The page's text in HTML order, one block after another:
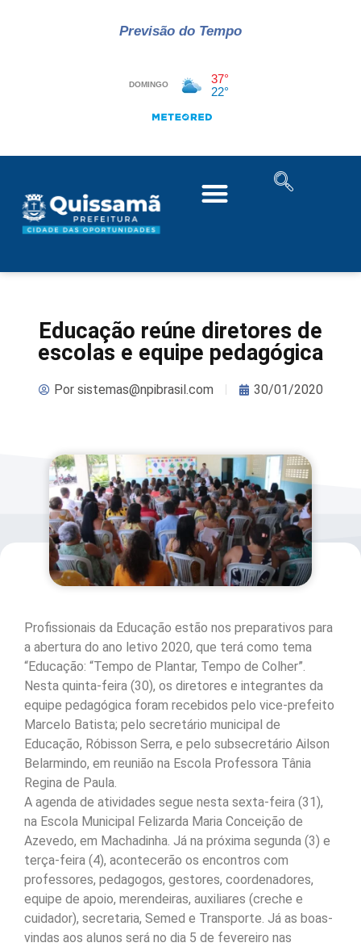
Previsão do Tempo
Educação reúne diretores de
escolas e equipe pedagógica
Porsistemas@npibrasil.com 30/01/2020
Profissionais da Educação estão nos preparativos para
a abertura do ano letivo 2020, que terá como tema
“Educação: “Tempo de Plantar, Tempo de Colher”.
Nesta quinta-feira (30), os diretores e integrantes da
equipe pedagógica foram recebidos pelo vice-prefeito
Marcelo Batista; pelo secretário municipal de
Educação, Róbisson Serra, e pelo subsecretário Ailson
Belarmindo, em reunião na Escola Professora Tânia
Regina de Paula.
A agenda de atividades segue nesta sexta-feira (31),
na Escola Municipal Felizarda Maria Conceição de
Azevedo, em Machadinha. Já na próxima segunda (3) e
terça-feira (4), acontecerão os encontros com
professores, pedagogos, gestores, coordenadores,
equipe de apoio, merendeiras, auxiliares (creche e
cuidador), secretaria, Semed e Transporte. Já as boas-
vindas aos alunos será no dia 5 de fevereiro nas